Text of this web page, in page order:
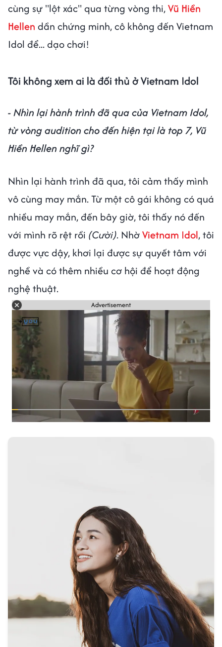
cùng sự "lột xác" qua từng vòng thi,Vũ Hiền
Hellen dần chứng minh, cô không đến Vietnam
Idol để... dạo chơi!
Tôi không xem ai là đối thủ ở Vietnam Idol
- Nhìn lại hành trình đã qua của Vietnam Idol,
từ vòng audition cho đến hiện tại là top 7, Vũ
Hiền Hellen nghĩ gì?
Nhìn lại hành trình đã qua, tôi cảm thấy mình
vô cùng may mắn. Từ một cô gái không có quá
nhiều may mắn, đến bây giờ, tôi thấy nó đến
với mình rõ rệt rồi (Cười). NhờVietnam Idol, tôi
được vực dậy, khơi lại được sự quyết tâm với
nghề và có thêm nhiều cơ hội để hoạt động
nghệ thuật.
Advertisement